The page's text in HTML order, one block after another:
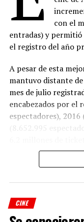
con el
entradas) y
el registro del año
A pesar de esta
mantuvo distante
mes de julio
encabezados por el
espectadores),
(8.652.995
16% por debajo de
registros desde 1997.
El top 10
El ranking mensual
CINE